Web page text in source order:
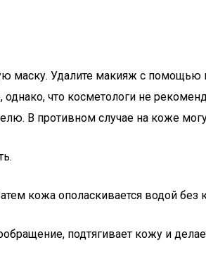
маску. Удалите макияж с помощью
что косметологи не
В противном случае на коже
кожа ополаскивается водой без
подтягивает кожу и